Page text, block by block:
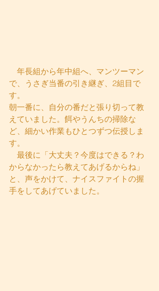
年長組から年中組へ、マンツーマン
で、うさぎ当番の引き継ぎ、2組目で
す。
朝一番に、自分の番だと張り切って教
えていました。餌やうんちの掃除な
ど、細かい作業もひとつずつ伝授しま
す。
最後に「大丈夫？今度はできる？わ
からなかったら教えてあげるからね」
と、声をかけて、ナイスファイトの握
手をしてあげていました。